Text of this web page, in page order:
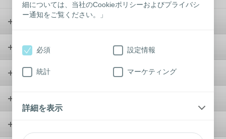
細については、当社のCookieポリシーおよびプライバシ
ー通知をご覧ください。」
必須 設定情報
統計 マーケティング
詳細を表示
ストーマケア
コンチネンスケア
ウンドケア